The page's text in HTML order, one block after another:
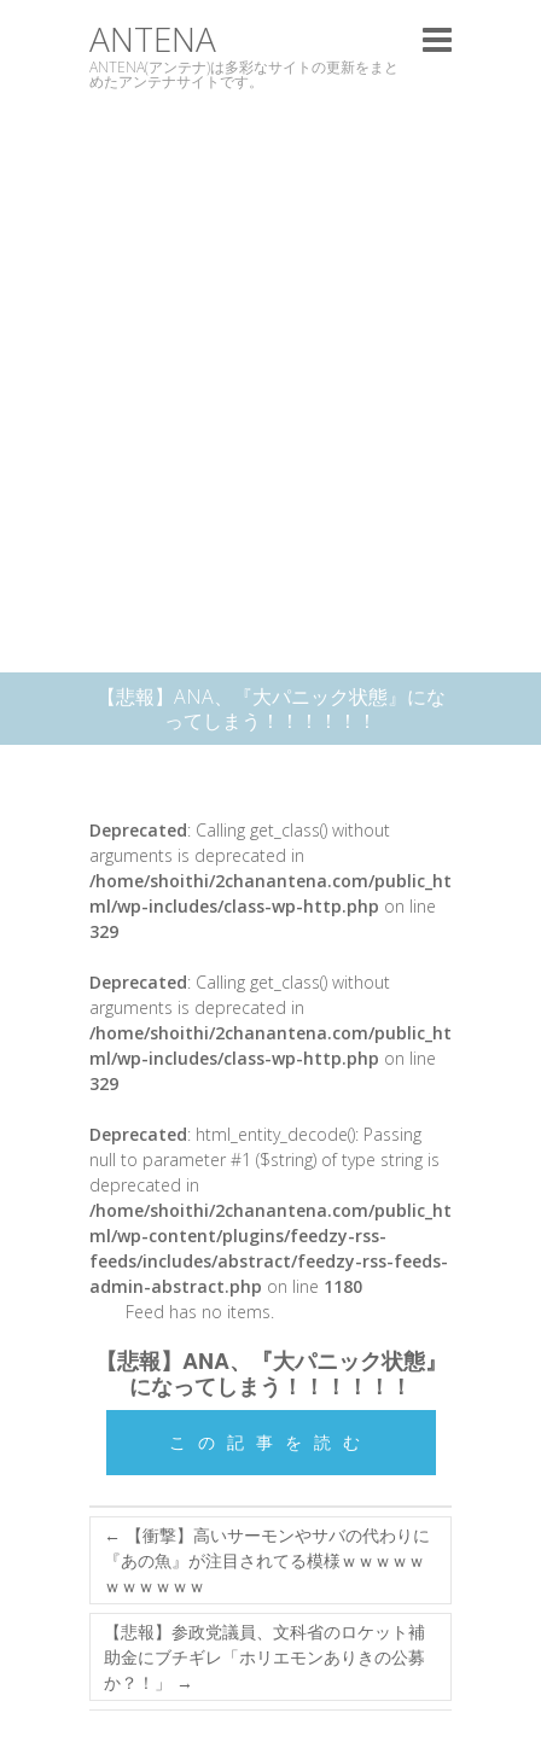
ANTENA
ANTENA(アンテナ)は多彩なサイトの更新をまと
めたアンテナサイトです。
【悲報】ANA、『大パニック状態』にな
ってしまう！！！！！！
Deprecated: Calling get_class() without
arguments is deprecated in
/home/shoithi/2chanantena.com/public_ht
ml/wp-includes/class-wp-http.php on line
329
Deprecated: Calling get_class() without
arguments is deprecated in
/home/shoithi/2chanantena.com/public_ht
ml/wp-includes/class-wp-http.php on line
329
Deprecated: html_entity_decode(): Passing
null to parameter #1 ($string) of type string is
deprecated in
/home/shoithi/2chanantena.com/public_ht
ml/wp-content/plugins/feedzy-rss-
feeds/includes/abstract/feedzy-rss-feeds-
admin-abstract.php on line 1180
Feed has no items.
【悲報】ANA、『大パニック状態』
になってしまう！！！！！！
この記事を読む
←
【衝撃】高いサーモンやサバの代わりに
『あの魚』が注目されてる模様ｗｗｗｗｗ
ｗｗｗｗｗｗ
【悲報】参政党議員、文科省のロケット補
助金にブチギレ「ホリエモンありきの公募
か？！」
→